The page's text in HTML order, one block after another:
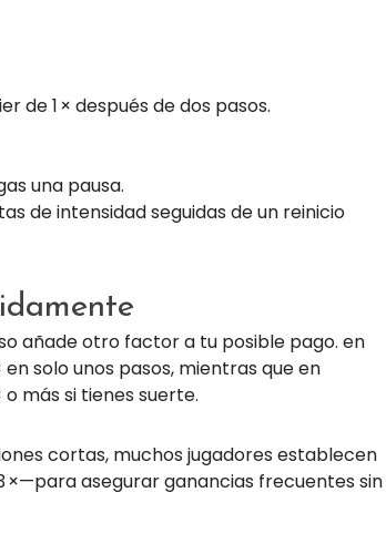
de 1 × después de dos pasos.
una pausa.
de intensidad seguidas de un reinicio
añade otro factor a tu posible pago. en
solo unos pasos, mientras que en
más si tienes suerte.
cortas, muchos jugadores establecen
×—para asegurar ganancias frecuentes sin